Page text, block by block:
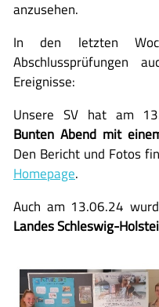
anzusehen.
In den letzten
Abschlussprüfungen
Ereignisse:
Unsere SV hat am
Bunten Abend mit
Den Bericht und Fotos
Homepage.
Auch am 13.06.24
Landes Schleswig-